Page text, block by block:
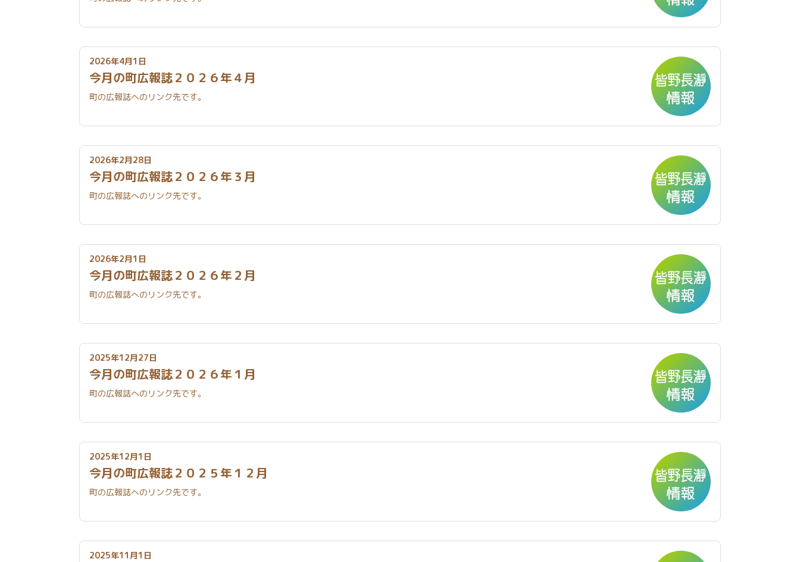
2026年4月1日
今月の町広報誌２０２６年４月
町の広報誌へのリンク先です。
2026年2月28日
今月の町広報誌２０２６年３月
町の広報誌へのリンク先です。
2026年2月1日
今月の町広報誌２０２６年２月
町の広報誌へのリンク先です。
2025年12月27日
今月の町広報誌２０２６年１月
町の広報誌へのリンク先です。
2025年12月1日
今月の町広報誌２０２５年１２月
町の広報誌へのリンク先です。
2025年11月1日